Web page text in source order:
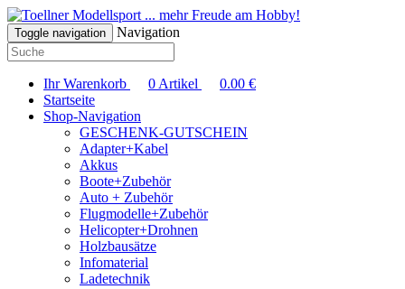
... mehr Freude am Hobby!
Toggle navigation Navigation
Ihr Warenkorb 0 Artikel 0.00 €
Startseite
Shop-Navigation
GESCHENK-GUTSCHEIN
Adapter+Kabel
Akkus
Boote+Zubehör
Auto + Zubehör
Flugmodelle+Zubehör
Helicopter+Drohnen
Holzbausätze
Infomaterial
Ladetechnik